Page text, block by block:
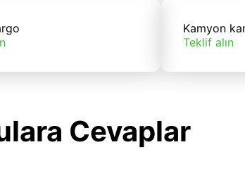
Kamyon
Teklif alın
Cevaplar